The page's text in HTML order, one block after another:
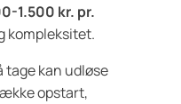
1.500 kr. pr.
kompleksitet.
tage kan udløse
opstart,